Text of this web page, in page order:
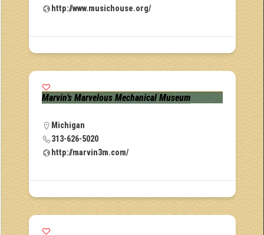
http://www.musichouse.org/
Marvin’s Marvelous Mechanical Museum
Michigan
313-626-5020
http://marvin3m.com/